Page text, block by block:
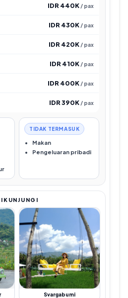
IDR 440K / pax
IDR 430K / pax
IDR 420K / pax
IDR 410K / pax
IDR 400K / pax
IDR 390K / pax
TIDAK TERMASUK
Makan
Pengeluaran pribadi
Svargabumi